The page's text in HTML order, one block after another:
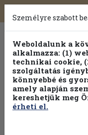
Toggle
navigation
Személyre szabott
Weboldalunk a
alkalmazza: (1)
technikai cookie,
szolgáltatás
könnyebbé és
amely alapján
kereshetjük meg
érheti el.